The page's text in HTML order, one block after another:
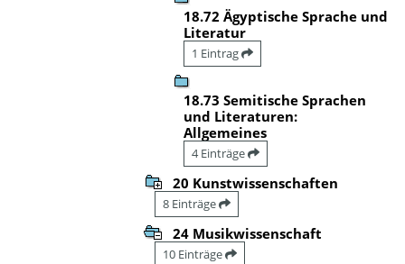
18.72 Ägyptische Sprache und
Literatur
1 Eintrag
18.73 Semitische Sprachen
und Literaturen:
Allgemeines
4 Einträge
20 Kunstwissenschaften
8 Einträge
24 Musikwissenschaft
10 Einträge